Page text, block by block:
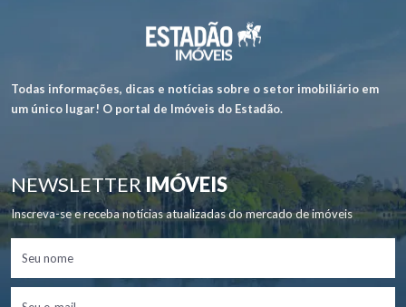
Todas informações, dicas e notícias sobre o setor imobiliário em
um único lugar! O portal de Imóveis do Estadão.
NEWSLETTERIMÓVEIS
Inscreva-se e receba notícias atualizadas do mercado de imóveis